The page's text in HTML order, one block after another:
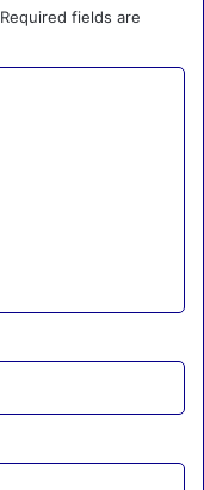
Required fields are